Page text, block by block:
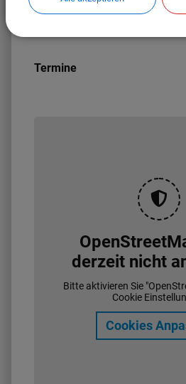
Termine
derzeit nicht
Bitte aktivieren Sie
Cookie
Cookies